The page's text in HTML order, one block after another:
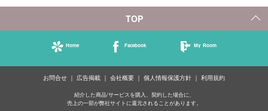
TOP
Home Facebook My Room
お問合せ 広告掲載 会社概要 個人情報保護方針 利用規約
紹介した商品/サービスを購入、契約した場合に、
売上の一部が弊社サイトに還元されることがあります。